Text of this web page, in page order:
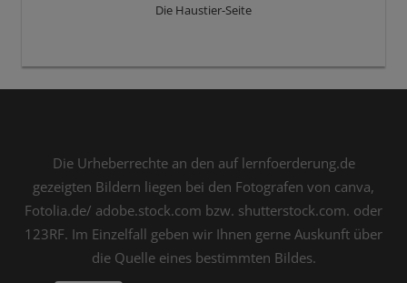
Die Haustier-Seite
Die Urheberrechte an den auf lernfoerderung.de
gezeigten Bildern liegen bei den Fotografen von canva,
Fotolia.de/ adobe.stock.com bzw. shutterstock.com. oder
123RF. Im Einzelfall geben wir Ihnen gerne Auskunft über
die Quelle eines bestimmten Bildes.